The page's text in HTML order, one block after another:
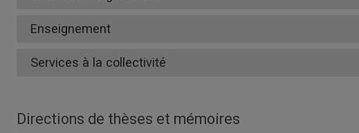
Enseignement
Services à la collectivité
Directions de thèses et mémoires